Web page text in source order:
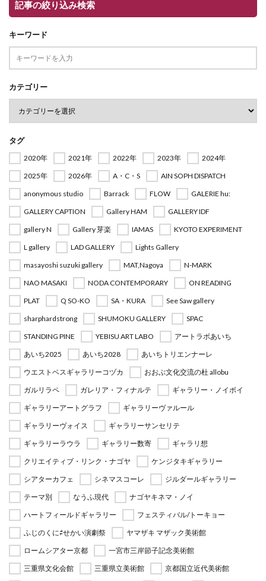
記事の絞り込み検索
キーワード
カテゴリー
タグ
2020年 2021年 2022年 2023年
2024年
2025年
2026年 A・C・S
AIN SOPH DISPATCH
anonymous studio
Barrack FLOW
GALERIE hu:
GALLERY CAPTION
Gallery HAM
GALLERY IDF
gallery N
Gallery 芽楽 IAMAS
KYOTO EXPERIMENT
L gallery
LAD GALLERY
Lights Gallery
masayoshi suzuki gallery
MAT,Nagoya
N-MARK
NAO MASAKI
NODA CONTEMPORARY
ON READING
PLAT
Q SO-KO SA・KURA
See Saw gallery
sharphardstrong
SHUMOKU GALLERY
SPAC
STANDING PINE
YEBISU ART LABO
アートラボあいち
あいち2025
あいち2028
あいちトリエンナーレ
ウエストベスギャラリーコヅカ
おおぶ文化交流の杜 allobu
ガルリラペ
ガレリア・フィナルテ
ギャラリー・ノイボイ
ギャラリーアートグラフ
ギャラリーヴァルール
ギャラリーヴォイス
ギャラリーサンセリテ
ギャラリーラウラ
ギャラリー数寄
ギャラリ想
クリエイティブ・リンク・ナゴヤ
ケンジタキギャラリー
シアターカフェ
シネマスコーレ
ジルダールギャラリー
テーマ別
なうふ現代
ナゴヤキネマ・ノイ
ハートフィールドギャラリー
フェスティバル/トーキョー
ふじのくに⇄せかい演劇祭
ヤマザキ マザック美術館
ロームシアター京都
一宮市三岸節子記念美術館
三重県文化会館
三重県立美術館
京都国立近代美術館